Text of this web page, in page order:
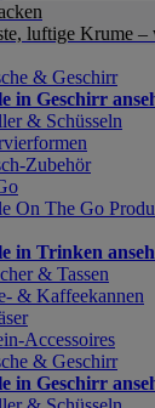
luftige Krume –
& Geschirr
in Geschirr
& Schüsseln
Zubehör
On The Go
in Trinken
& Tassen
& Kaffeekannen
Accessoires
& Geschirr
in Geschirr